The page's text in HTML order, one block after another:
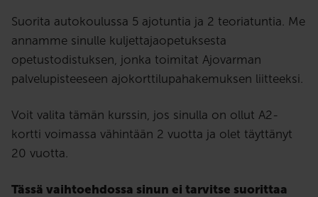
Suorita autokoulussa 5 ajotuntia ja 2 teoriatuntia. Me
annamme sinulle kuljettajaopetuksesta
opetustodistuksen, jonka toimitat Ajovarman
palvelupisteeseen ajokorttilupahakemuksen liitteeksi.
Voit valita tämän kurssin, jos sinulla on ollut A2-
kortti voimassa vähintään 2 vuotta ja olet täyttänyt
20 vuotta.
Tässä vaihtoehdossa sinun ei tarvitse suorittaa